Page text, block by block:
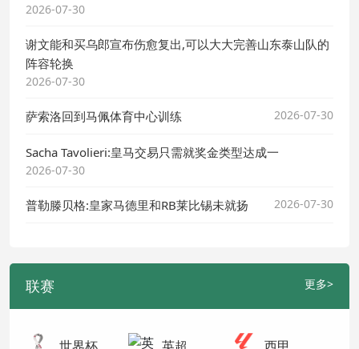
2026-07-30
谢文能和买乌郎宣布伤愈复出,可以大大完善山东泰山队的
阵容轮换
2026-07-30
萨索洛回到马佩体育中心训练 2026-07-30
Sacha Tavolieri:皇马交易只需就奖金类型达成一
2026-07-30
普勒滕贝格:皇家马德里和RB莱比锡未就扬 2026-07-30
联赛 更多>